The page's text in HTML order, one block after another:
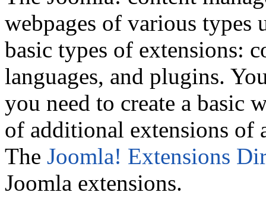
webpages of various types
basic types of extensions:
languages, and plugins.
you need to create a basic
of additional extensions of
The Joomla! Extensions
Joomla extensions.